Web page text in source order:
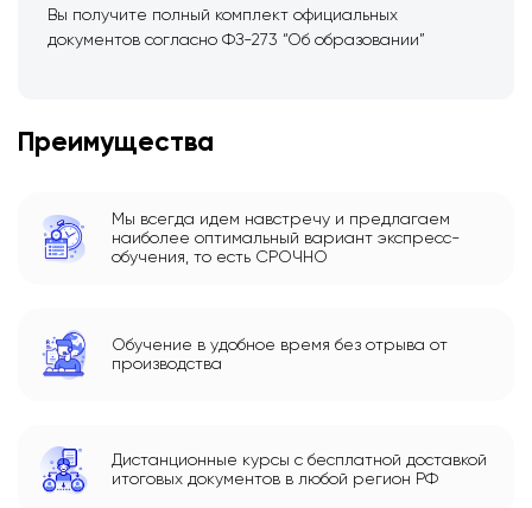
Вы получите полный комплект официальных
документов согласно ФЗ-273 “Об образовании”
Преимущества
Мы всегда идем навстречу и предлагаем
наиболее оптимальный вариант экспресс-
обучения, то есть СРОЧНО
Обучение в удобное время без отрыва от
производства
Дистанционные курсы с бесплатной доставкой
итоговых документов в любой регион РФ